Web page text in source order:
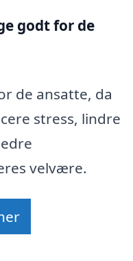
godt for de
de ansatte, da
stress, lindre
velvære.